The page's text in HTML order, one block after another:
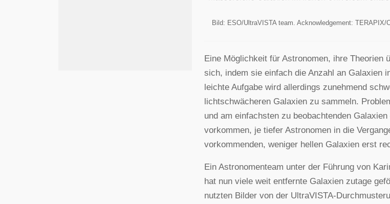
Bild: ESO/UltraVISTA team. Acknowledgement: TERAPIX/
Eine Möglichkeit für Astronomen, ihre Theorien
sich, indem sie einfach die Anzahl an Galaxien
leichte Aufgabe wird allerdings zunehmend
lichtschwächeren Galaxien zu sammeln.
und am einfachsten zu beobachtenden
vorkommen, je tiefer Astronomen in die
vorkommenden, weniger hellen Galaxien erst
Ein Astronomenteam unter der Führung von
hat nun viele weit entfernte Galaxien zutage
nutzten Bilder von der UltraVISTA-